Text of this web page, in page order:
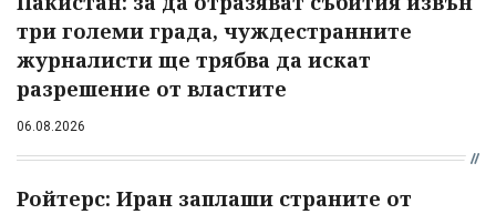
три големи града, чуждестранните
журналисти ще трябва да искат
разрешение от властите
06.08.2026
Ройтерс: Иран заплаши страните от